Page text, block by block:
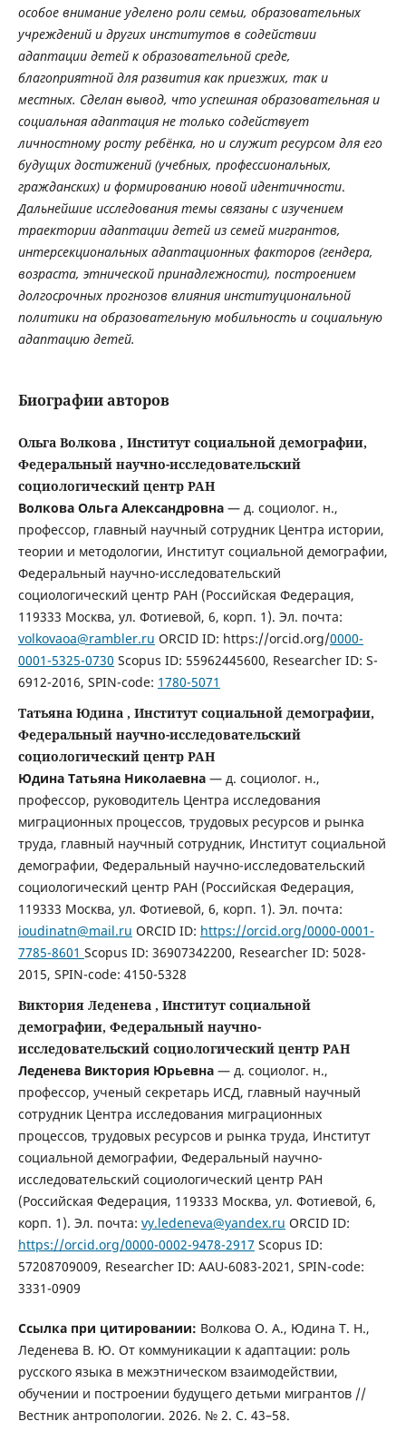
особое внимание уделено роли семьи, образовательных
учреждений и других институтов в содействии
адаптации детей к образовательной среде,
благоприятной для развития как приезжих, так и
местных. Сделан вывод, что успешная образовательная и
социальная адаптация не только содействует
личностному росту ребёнка, но и служит ресурсом для его
будущих достижений (учебных, профессиональных,
гражданских) и формированию новой идентичности.
Дальнейшие исследования темы связаны с изучением
траектории адаптации детей из семей мигрантов,
интерсекциональных адаптационных факторов (гендера,
возраста, этнической принадлежности), построением
долгосрочных прогнозов влияния институциональной
политики на образовательную мобильность и социальную
адаптацию детей.
Биографии авторов
Ольга Волкова , Институт социальной демографии,
Федеральный научно-исследовательский
социологический центр РАН
Волкова Ольга Александровна— д. социолог. н.,
профессор, главный научный сотрудник Центра истории,
теории и методологии, Институт социальной демографии,
Федеральный научно-исследовательский
социологический центр РАН (Российская Федерация,
119333 Москва, ул. Фотиевой, 6, корп. 1). Эл. почта:
volkovaoa@rambler.ru ORCID ID: https://orcid.org/0000-
0001-5325-0730 Scopus ID: 55962445600, Researcher ID: S-
6912-2016, SPIN-code: 1780-5071
Татьяна Юдина , Институт социальной демографии,
Федеральный научно-исследовательский
социологический центр РАН
Юдина Татьяна Николаевна— д. социолог. н.,
профессор, руководитель Центра исследования
миграционных процессов, трудовых ресурсов и рынка
труда, главный научный сотрудник, Институт социальной
демографии, Федеральный научно-исследовательский
социологический центр РАН (Российская Федерация,
119333 Москва, ул. Фотиевой, 6, корп. 1). Эл. почта:
ioudinatn@mail.ru ORCID ID: https://orcid.org/0000-0001-
7785-8601 Scopus ID: 36907342200, Researcher ID: 5028-
2015, SPIN-code: 4150-5328
Виктория Леденева , Институт социальной
демографии, Федеральный научно-
исследовательский социологический центр РАН
Леденева Виктория Юрьевна— д. социолог. н.,
профессор, ученый секретарь ИСД, главный научный
сотрудник Центра исследования миграционных
процессов, трудовых ресурсов и рынка труда, Институт
социальной демографии, Федеральный научно-
исследовательский социологический центр РАН
(Российская Федерация, 119333 Москва, ул. Фотиевой, 6,
корп. 1). Эл. почта: vy.ledeneva@yandex.ru ORCID ID:
https://orcid.org/0000-0002-9478-2917 Scopus ID:
57208709009, Researcher ID: AAU-6083-2021, SPIN-code:
3331-0909
Ссылка при цитировании: Волкова О. А., Юдина Т. Н.,
Леденева В. Ю. От коммуникации к адаптации: роль
русского языка в межэтническом взаимодействии,
обучении и построении будущего детьми мигрантов //
Вестник антропологии. 2026. № 2. С. 43–58.